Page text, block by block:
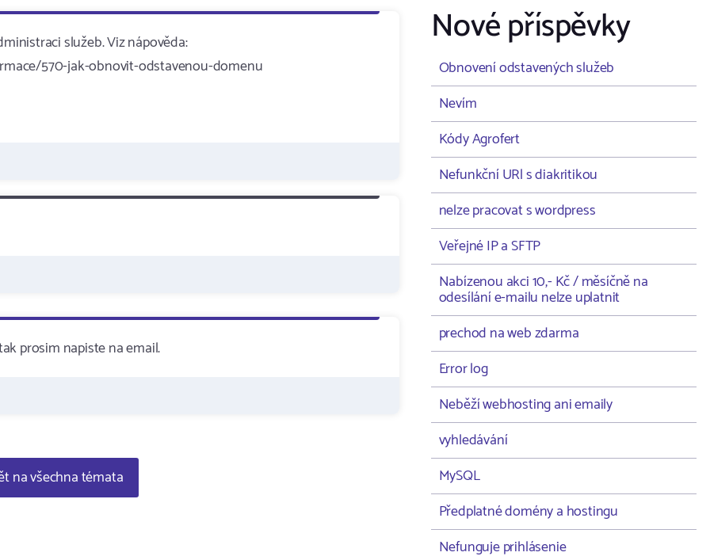
služeb. Viz nápověda:
570-jak-obnovit-odstavenou-domenu
prosim napiste na email.
na všechna témata
Nové příspěvky
Obnovení odstavených služeb
Nevím
Kódy Agrofert
Nefunkční URl s diakritikou
nelze pracovat s wordpress
Veřejné IP a SFTP
Nabízenou akci 10,- Kč / měsíčně na
odesílání e-mailu nelze uplatnit
prechod na web zdarma
Error log
Neběží webhosting ani emaily
vyhledávání
MySQL
Předplatné domény a hostingu
Nefunguje prihlásenie